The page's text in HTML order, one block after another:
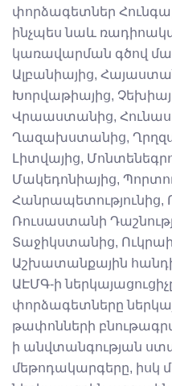
փորձագետներ
ինչպես նաև
կառավարման գծով
Ալբանիայից,
Խորվաթիայից,
Վրաաստանից,
Ղազախստանից,
Լիտվայից,
Մակեդոնիայից,
Հանրապետությունից,
Ռուսաստանի
Տաջիկստանից,
Աշխատանքային
ԱԷՄԳ-ի
փորձագետները
թափոնների
ի անվտանգության
մեթոդակարգերը, իսկ